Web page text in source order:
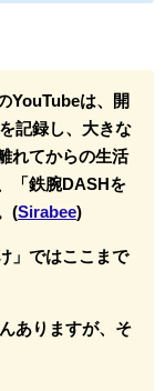
YouTubeは、開
記録し、大きな
れてからの生活
「鉄腕DASHを
(Sirabee)
」ではここまで
ありますが、そ